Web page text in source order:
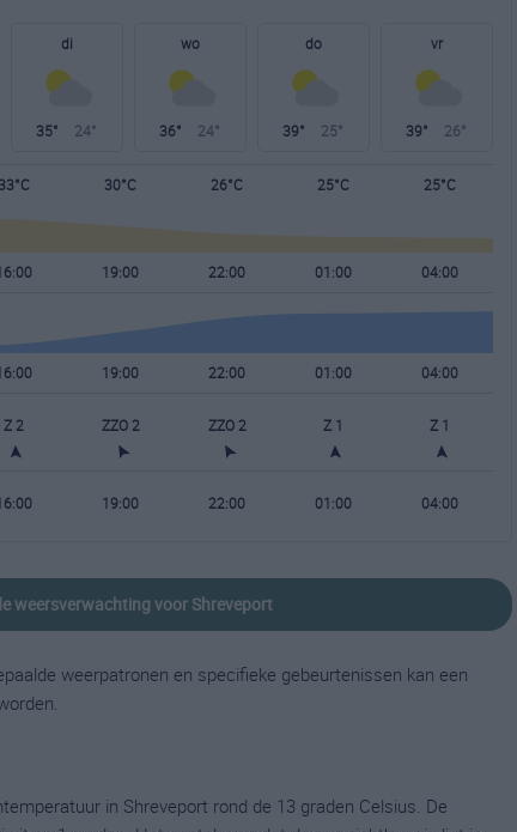
di
35° 24°
wo
36° 24°
do
39° 25°
vr
39° 26°
33°C 30°C 26°C 25°C 25°C
19:00 22:00 01:00 04:00
19:00 22:00 01:00 04:00
Z 2 ZZO 2 ZZO 2 Z 1 Z 1
19:00 22:00 01:00 04:00
weersverwachting voor Shreveport
weerpatronen en specifieke gebeurtenissen kan een
in Shreveport rond de 13 graden Celsius. De